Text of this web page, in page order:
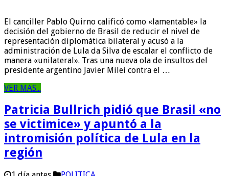
El canciller Pablo Quirno calificó como «lamentable» la
decisión del gobierno de Brasil de reducir el nivel de
representación diplomática bilateral y acusó a la
administración de Lula da Silva de escalar el conflicto de
manera «unilateral». Tras una nueva ola de insultos del
presidente argentino Javier Milei contra el …
VER MAS...
Patricia Bullrich pidió que Brasil «no
se victimice» y apuntó a la
intromisión política de Lula en la
región